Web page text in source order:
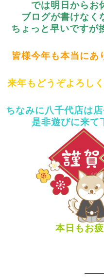
では明日からお
ブログが書けなく
ちょっと早いですが
皆様今年も本当にあ
来年もどうぞよろし
ちなみに八千代店は
是非遊びに来
本日もお